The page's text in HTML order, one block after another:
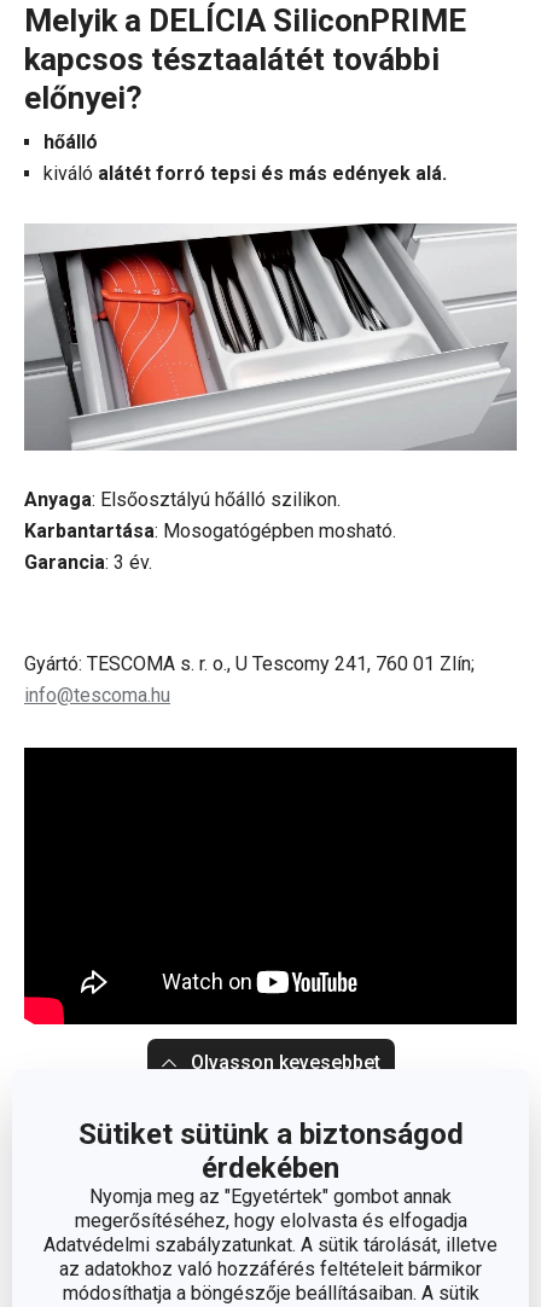
Sütiket sütünk a biztonságod
érdekében
Nyomja meg az "Egyetértek" gombot annak
megerősítéséhez, hogy elolvasta és elfogadja
Adatvédelmi szabályzatunkat. A sütik tárolását, illetve
az adatokhoz való hozzáférés feltételeit bármikor
módosíthatja a böngészője beállításaiban. A sütik
Melyik a DELÍCIA SiliconPRIME
kapcsos tésztaalátét további
előnyei?
hőálló
kiváló alátét forró tepsi és más edények alá.
Anyaga: Elsőosztályú hőálló szilikon.
Karbantartása: Mosogatógépben mosható.
Garancia: 3 év.
Gyártó: TESCOMA s. r. o., U Tescomy 241, 760 01 Zlín;
info@tescoma.hu
Olvasson kevesebbet